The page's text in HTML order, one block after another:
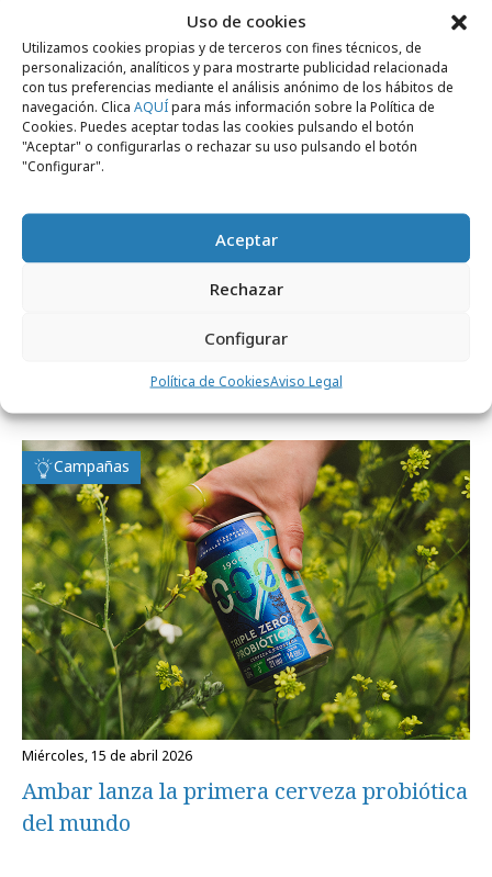
Uso de cookies
Utilizamos cookies propias y de terceros con fines técnicos, de
personalización, analíticos y para mostrarte publicidad relacionada
con tus preferencias mediante el análisis anónimo de los hábitos de
navegación. Clica AQUÍpara más información sobre la Política de
Cookies. Puedes aceptar todas las cookies pulsando el botón
"Aceptar" o configurarlas o rechazar su uso pulsando el botón
"Configurar".
Aceptar
Rechazar
Configurar
Política de CookiesAviso Legal
Campañas
miércoles, 15 de abril 2026
Ambar lanza la primera cerveza probiótica
del mundo